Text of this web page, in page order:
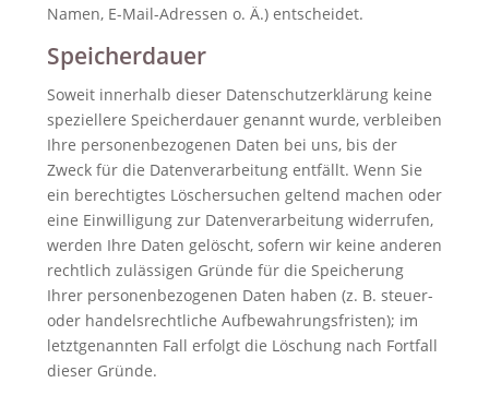
Namen, E-Mail-Adressen o. Ä.) entscheidet.
Speicherdauer
Soweit innerhalb dieser Datenschutzerklärung keine
speziellere Speicherdauer genannt wurde, verbleiben
Ihre personenbezogenen Daten bei uns, bis der
Zweck für die Datenverarbeitung entfällt. Wenn Sie
ein berechtigtes Löschersuchen geltend machen oder
eine Einwilligung zur Datenverarbeitung widerrufen,
werden Ihre Daten gelöscht, sofern wir keine anderen
rechtlich zulässigen Gründe für die Speicherung
Ihrer personenbezogenen Daten haben (z. B. steuer-
oder handelsrechtliche Aufbewahrungsfristen); im
letztgenannten Fall erfolgt die Löschung nach Fortfall
dieser Gründe.